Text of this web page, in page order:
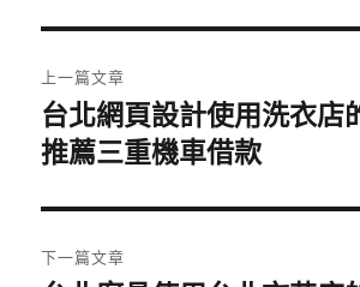
章
導
覽
上一篇文章
上
一
文
章:
台北網頁設計使用洗衣店
推薦三重機車借款
下一篇文章